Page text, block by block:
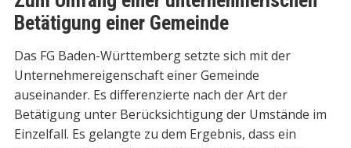
Betätigung einer Gemeinde
Das FG Baden-Württemberg setzte sich mit der
Unternehmereigenschaft einer Gemeinde
auseinander. Es differenzierte nach der Art der
Betätigung unter Berücksichtigung der Umstände im
Einzelfall. Es gelangte zu dem Ergebnis, dass ein